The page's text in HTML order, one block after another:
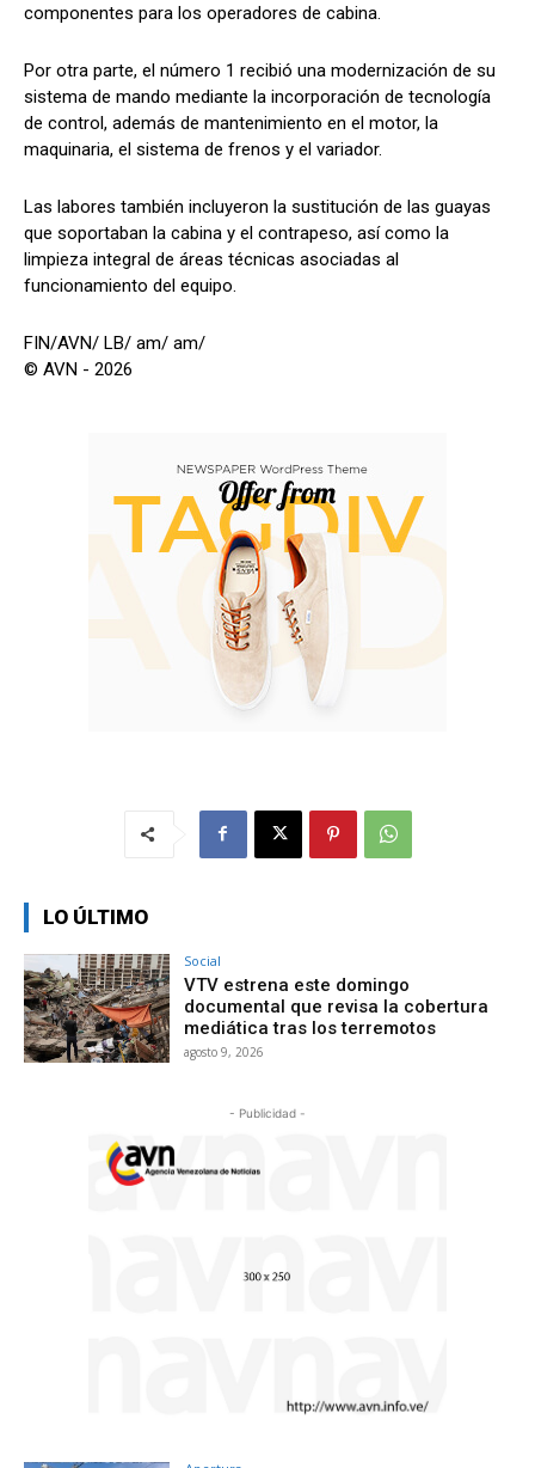
componentes para los operadores de cabina.
Por otra parte, el número 1 recibió una modernización de su
sistema de mando mediante la incorporación de tecnología
de control, además de mantenimiento en el motor, la
maquinaria, el sistema de frenos y el variador.
Las labores también incluyeron la sustitución de las guayas
que soportaban la cabina y el contrapeso, así como la
limpieza integral de áreas técnicas asociadas al
funcionamiento del equipo.
FIN/AVN/ LB/ am/ am/
© AVN - 2026
LO ÚLTIMO
Social
VTV estrena este domingo
documental que revisa la cobertura
mediática tras los terremotos
agosto 9, 2026
- Publicidad -